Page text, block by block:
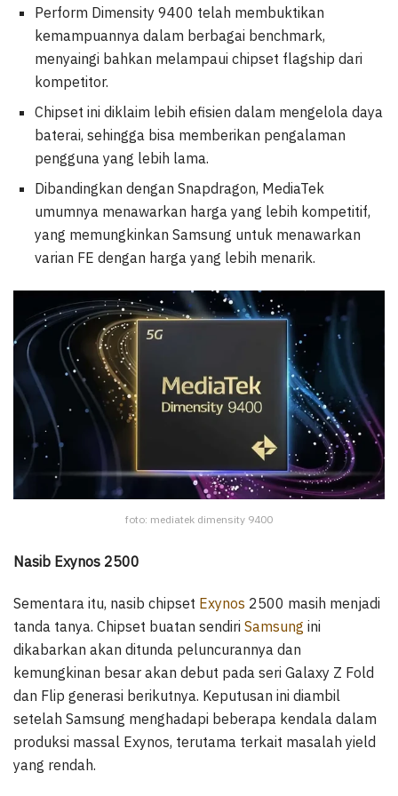
Perform Dimensity 9400 telah membuktikan
kemampuannya dalam berbagai benchmark,
menyaingi bahkan melampaui chipset flagship dari
kompetitor.
Chipset ini diklaim lebih efisien dalam mengelola daya
baterai, sehingga bisa memberikan pengalaman
pengguna yang lebih lama.
Dibandingkan dengan Snapdragon, MediaTek
umumnya menawarkan harga yang lebih kompetitif,
yang memungkinkan Samsung untuk menawarkan
varian FE dengan harga yang lebih menarik.
foto: mediatek dimensity 9400
Nasib Exynos 2500
Sementara itu, nasib chipset Exynos 2500 masih menjadi
tanda tanya. Chipset buatan sendiri Samsung ini
dikabarkan akan ditunda peluncurannya dan
kemungkinan besar akan debut pada seri Galaxy Z Fold
dan Flip generasi berikutnya. Keputusan ini diambil
setelah Samsung menghadapi beberapa kendala dalam
produksi massal Exynos, terutama terkait masalah yield
yang rendah.